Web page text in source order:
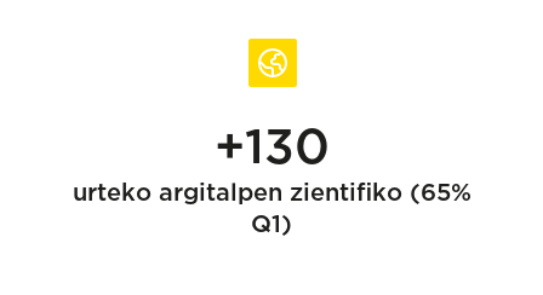
+130
urteko argitalpen zientifiko (65%
Q1)